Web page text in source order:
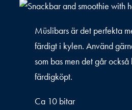
Müslibars är det perfekta
färdigt i kylen. Använd
som bas men det går
färdigköpt.
Ca 10 bitar